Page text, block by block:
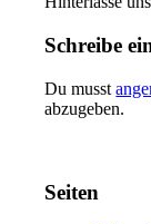
Schreibe
Du musst
abzugeben.
Seiten